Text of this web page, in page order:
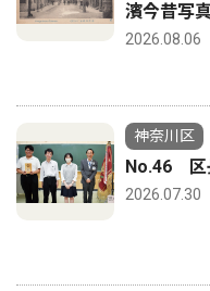
濱今昔写
2026.08.06
神奈川区
No.46 区
2026.07.30